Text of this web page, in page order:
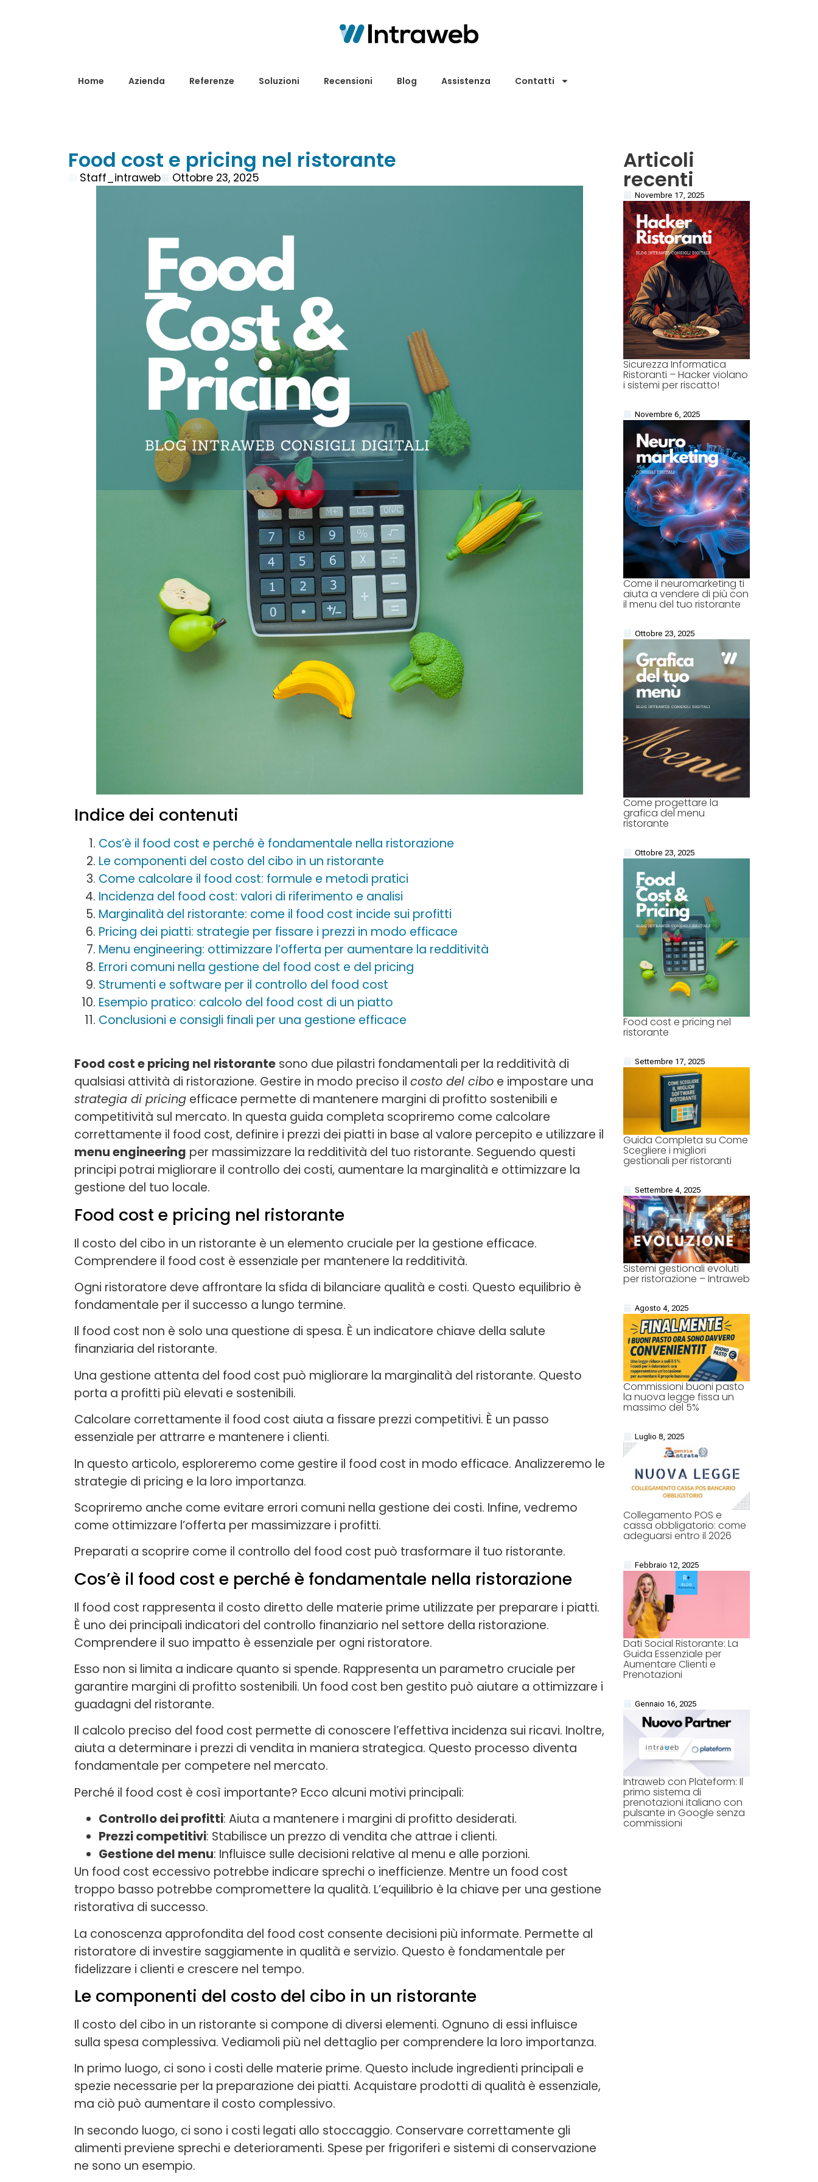
Home Azienda Referenze Soluzioni Recensioni Blog Assistenza Contatti
Food cost e pricing nel ristorante
Staff_intraweb Ottobre 23, 2025
Indice dei contenuti
Cos’è il food cost e perché è fondamentale nella ristorazione
Le componenti del costo del cibo in un ristorante
Come calcolare il food cost: formule e metodi pratici
Incidenza del food cost: valori di riferimento e analisi
Marginalità del ristorante: come il food cost incide sui profitti
Pricing dei piatti: strategie per fissare i prezzi in modo efficace
Menu engineering: ottimizzare l’offerta per aumentare la redditività
Errori comuni nella gestione del food cost e del pricing
Strumenti e software per il controllo del food cost
Esempio pratico: calcolo del food cost di un piatto
Conclusioni e consigli finali per una gestione efficace
Food cost e pricing nel ristorante sono due pilastri fondamentali per la redditività di
qualsiasi attività di ristorazione. Gestire in modo preciso il costo del cibo e impostare una
strategia di pricing efficace permette di mantenere margini di profitto sostenibili e
competitività sul mercato. In questa guida completa scopriremo come calcolare
correttamente il food cost, definire i prezzi dei piatti in base al valore percepito e utilizzare il
menu engineering per massimizzare la redditività del tuo ristorante. Seguendo questi
principi potrai migliorare il controllo dei costi, aumentare la marginalità e ottimizzare la
gestione del tuo locale.
Food cost e pricing nel ristorante
Il costo del cibo in un ristorante è un elemento cruciale per la gestione efficace.
Comprendere il food cost è essenziale per mantenere la redditività.
Ogni ristoratore deve affrontare la sfida di bilanciare qualità e costi. Questo equilibrio è
fondamentale per il successo a lungo termine.
Il food cost non è solo una questione di spesa. È un indicatore chiave della salute
finanziaria del ristorante.
Una gestione attenta del food cost può migliorare la marginalità del ristorante. Questo
porta a profitti più elevati e sostenibili.
Calcolare correttamente il food cost aiuta a fissare prezzi competitivi. È un passo
essenziale per attrarre e mantenere i clienti.
In questo articolo, esploreremo come gestire il food cost in modo efficace. Analizzeremo le
strategie di pricing e la loro importanza.
Scopriremo anche come evitare errori comuni nella gestione dei costi. Infine, vedremo
come ottimizzare l’offerta per massimizzare i profitti.
Preparati a scoprire come il controllo del food cost può trasformare il tuo ristorante.
Cos’è il food cost e perché è fondamentale nella ristorazione
Il food cost rappresenta il costo diretto delle materie prime utilizzate per preparare i piatti.
È uno dei principali indicatori del controllo finanziario nel settore della ristorazione.
Comprendere il suo impatto è essenziale per ogni ristoratore.
Esso non si limita a indicare quanto si spende. Rappresenta un parametro cruciale per
garantire margini di profitto sostenibili. Un food cost ben gestito può aiutare a ottimizzare i
guadagni del ristorante.
Il calcolo preciso del food cost permette di conoscere l’effettiva incidenza sui ricavi. Inoltre,
aiuta a determinare i prezzi di vendita in maniera strategica. Questo processo diventa
fondamentale per competere nel mercato.
Perché il food cost è così importante? Ecco alcuni motivi principali:
Controllo dei profitti: Aiuta a mantenere i margini di profitto desiderati.
Prezzi competitivi: Stabilisce un prezzo di vendita che attrae i clienti.
Gestione del menu: Influisce sulle decisioni relative al menu e alle porzioni.
Un food cost eccessivo potrebbe indicare sprechi o inefficienze. Mentre un food cost
troppo basso potrebbe compromettere la qualità. L’equilibrio è la chiave per una gestione
ristorativa di successo.
La conoscenza approfondita del food cost consente decisioni più informate. Permette al
ristoratore di investire saggiamente in qualità e servizio. Questo è fondamentale per
fidelizzare i clienti e crescere nel tempo.
Le componenti del costo del cibo in un ristorante
Il costo del cibo in un ristorante si compone di diversi elementi. Ognuno di essi influisce
sulla spesa complessiva. Vediamoli più nel dettaglio per comprendere la loro importanza.
In primo luogo, ci sono i costi delle materie prime. Questo include ingredienti principali e
spezie necessarie per la preparazione dei piatti. Acquistare prodotti di qualità è essenziale,
ma ciò può aumentare il costo complessivo.
In secondo luogo, ci sono i costi legati allo stoccaggio. Conservare correttamente gli
alimenti previene sprechi e deterioramenti. Spese per frigoriferi e sistemi di conservazione
ne sono un esempio.
Articoli
recenti
Novembre 17, 2025
Sicurezza Informatica
Ristoranti – Hacker violano
i sistemi per riscatto!
Novembre 6, 2025
Come il neuromarketing ti
aiuta a vendere di più con
il menu del tuo ristorante
Ottobre 23, 2025
Come progettare la
grafica del menu
ristorante
Ottobre 23, 2025
Food cost e pricing nel
ristorante
Settembre 17, 2025
Guida Completa su Come
Scegliere i migliori
gestionali per ristoranti
Settembre 4, 2025
Sistemi gestionali evoluti
per ristorazione – Intraweb
Agosto 4, 2025
Commissioni buoni pasto
la nuova legge fissa un
massimo del 5%
Luglio 8, 2025
Collegamento POS e
cassa obbligatorio: come
adeguarsi entro il 2026
Febbraio 12, 2025
Dati Social Ristorante: La
Guida Essenziale per
Aumentare Clienti e
Prenotazioni
Gennaio 16, 2025
Intraweb con Plateform: Il
primo sistema di
prenotazioni italiano con
pulsante in Google senza
commissioni